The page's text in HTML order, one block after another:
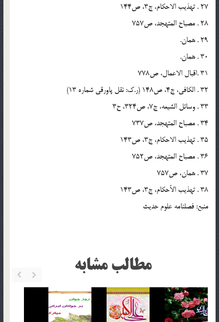
27 . تهذیب الاحکام، ج3، ص144
28 . مصباح المتهجد، ص757
29 . همان.
30 . همان.
31 .اقبال الاعمال، ص778
32 . الکافی، ج4، ص148 (ر.ک: نقل پاورقی شماره 13)
33 . وسائل الشیعه، ج7، ص324، ح3
34 . مصباح المتهجد، ص737
35 . تهذیب الاحکام، ج3، ص143
36 . مصباح المتهجد، ص752
37 . همان، ص757
38 . تهذیب الأحکام، ج3، ص143
منبع: فصلنامه علوم حدیث
مطالب مشابه